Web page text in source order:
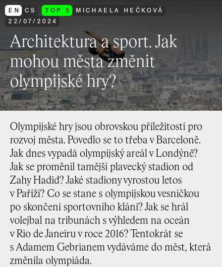
EN CS TOP 5
MICHAELA HEČKOVÁ
22/ 07/ 2024
Architektura a sport. Jak
mohou města změnit
olympijské hry?
Olympijské hry jsou obrovskou příležitostí pro
rozvoj města. Povedlo se to třeba v Barceloně.
Jak dnes vypadá olympijský areál v Londýně?
Jak se proměnil tamější plavecký stadion od
Zahy Hadid? Jaké stadiony vyrostou letos
v Paříži? Co se stane s olympijskou vesničkou
po skončení sportovního klání? Jak se hrál
volejbal na tribunách s výhledem na oceán
v Rio de Janeiru v roce 2016? Tentokrát se
s Adamem Gebrianem vydáváme do měst, která
změnila olympiáda.